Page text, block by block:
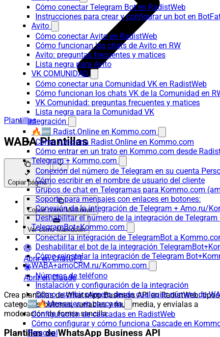
Cómo conectar Telegram Bot en RadistWeb
Instrucciones para crear y configurar un bot en
Avito
Cómo conectar Avito en RadistWeb
Cómo funcionan los chats de Avito en RW
Avito: preguntas frecuentes y matices
Lista negra para Avito
VK COMUNIDAD
Cómo conectar una Comunidad VK en RadistWeb
Cómo funcionan los chats VK de la Comunidad en
VK Comunidad: preguntas frecuentes y matices
Lista negra para la Comunidad VK
Integración
🔥🆕 Radist.Online en Kommo.com
Cómo funciona Radist.Online en Kommo.com
Cómo entrar en un trato en Kommo.com desde
Telegram + Kommo.com
Conexión del número de Telegram en su cuenta
Cómo escribir en el nombre de usuario del cliente
Grupos de chat en Telegramas para Kommo.com
Soporte para mensajes con enlaces en botones:
Conexión de la integración de Telegram + Amo.ru/
Deshabilitar el número de la integración de
TelegramBot+Kommo.com
Conectar la integración de TelegramBot a
Deshabilitar el bot de la integración
Cómo reinstalar la integración de Telegram
WABA+amoCRM.ru/Kommo.com
Números de teléfono
Instalación y configuración de la integración
Cómo escribir primero desde cualquier número de
🆕🔥Mensajes en cascada
Configuración de cascadas en RadistWeb
Cómo configurar y cómo funciona Cascade en
Personal
Plantillas
WABA Plantillas
Copiar página
Copiar como Markdown
Ver como Markdown
Abrir en ChatGPT
Abrir en Claude
Crea plantillas de WhatsApp Business API en RadistWeb:
categorías, botones, variables y multimedia, y envíalas a
moderación de forma sencilla.
Plantillas de WhatsApp Business API